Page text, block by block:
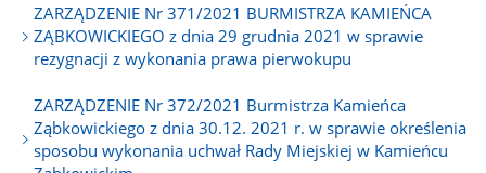
ZARZĄDZENIE Nr 371/2021 BURMISTRZA KAMIEŃCA
ZĄBKOWICKIEGO z dnia 29 grudnia 2021 w sprawie
rezygnacji z wykonania prawa pierwokupu
ZARZĄDZENIE Nr 372/2021 Burmistrza Kamieńca
Ząbkowickiego z dnia 30.12. 2021 r. w sprawie określenia
sposobu wykonania uchwał Rady Miejskiej w Kamieńcu